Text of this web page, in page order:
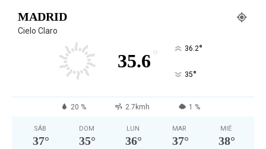
MADRID
Cielo Claro
35.6 ° 36.2°
35°
20 % 2.7kmh 1 %
SÁB
37°
DOM
35°
LUN
36°
MAR
37°
MIÉ
38°